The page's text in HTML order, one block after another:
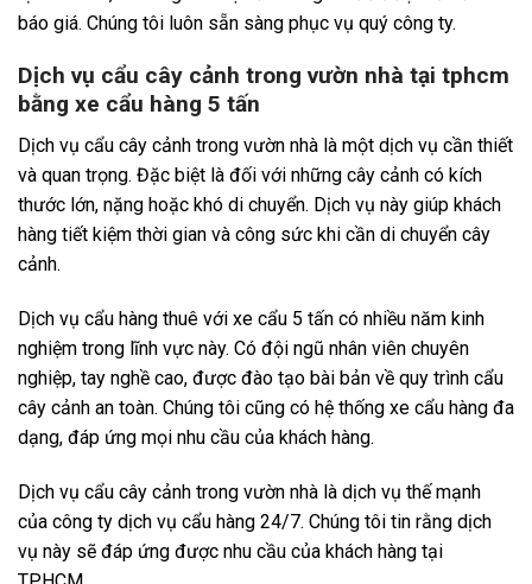
báo giá. Chúng tôi luôn sẵn sàng phục vụ quý công ty.
Dịch vụ cẩu cây cảnh trong vườn nhà tại tphcm
bằng xe cẩu hàng 5 tấn
Dịch vụ cẩu cây cảnh trong vườn nhà là một dịch vụ cần thiết
và quan trọng. Đặc biệt là đối với những cây cảnh có kích
thước lớn, nặng hoặc khó di chuyển. Dịch vụ này giúp khách
hàng tiết kiệm thời gian và công sức khi cần di chuyển cây
cảnh.
Dịch vụ cẩu hàng thuê với xe cẩu 5 tấn có nhiều năm kinh
nghiệm trong lĩnh vực này. Có đội ngũ nhân viên chuyên
nghiệp, tay nghề cao, được đào tạo bài bản về quy trình cẩu
cây cảnh an toàn. Chúng tôi cũng có hệ thống xe cẩu hàng đa
dạng, đáp ứng mọi nhu cầu của khách hàng.
Dịch vụ cẩu cây cảnh trong vườn nhà là dịch vụ thế mạnh
của công ty dịch vụ cẩu hàng 24/7. Chúng tôi tin rằng dịch
vụ này sẽ đáp ứng được nhu cầu của khách hàng tại